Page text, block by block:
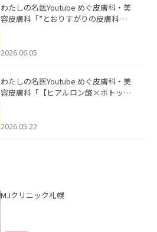
わたしの名医Youtube めぐ皮膚科・美
容皮膚科「”とおりすがりの皮膚科
2026.06.05
わたしの名医Youtube めぐ皮膚科・美
容皮膚科「【ヒアルロン酸×ボトック
た。
2026.05.22
MJクリニック札幌